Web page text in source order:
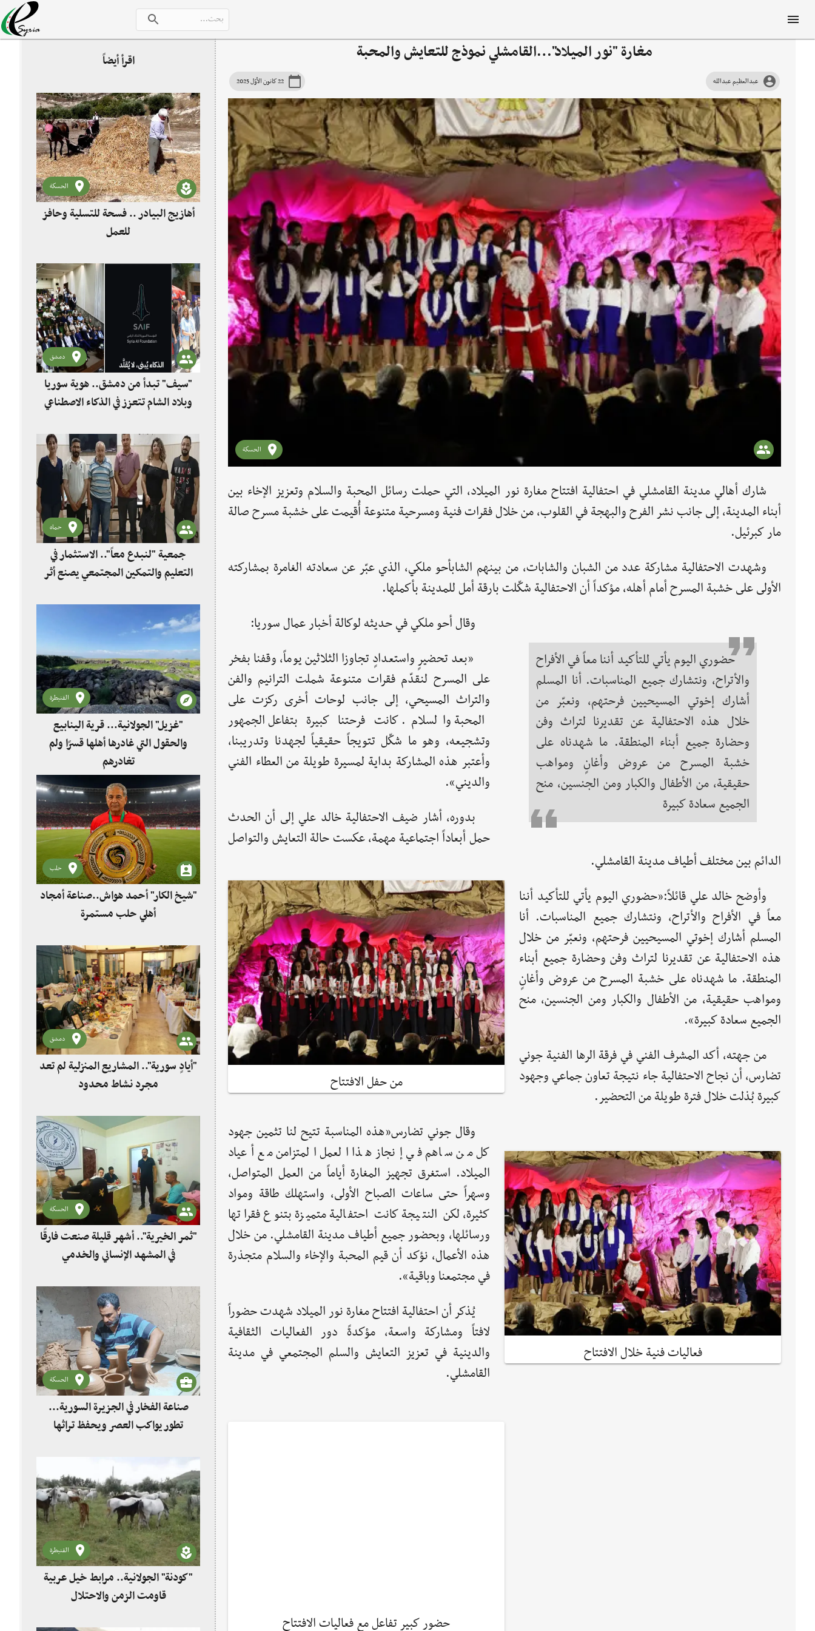
مغارة "نور الميلاد"…القامشلي نموذج للتعايش والمحبة
عبدالعظيم عبدالله 22 كانون الأوّل 2025
الحسكة
شارك أهالي مدينة القامشلي في احتفالية افتتاح مغارة نور الميلاد، التي حملت رسائل المحبة والسلام وتعزيز الإخاء بين
أبناء المدينة، إلى جانب نشر الفرح والبهجة في القلوب، من خلال فقرات فنية ومسرحية متنوعة أُقيمت على خشبة مسرح صالة
مار كبرئيل.
وشهدت الاحتفالية مشاركة عدد من الشبان والشابات، من بينهم الشابأحو ملكي، الذي عبّر عن سعادته الغامرة بمشاركته
الأولى على خشبة المسرح أمام أهله، مؤكداً أن الاحتفالية شكّلت بارقة أمل للمدينة بأكملها.
حضوري اليوم يأتي للتأكيد أننا معاً في الأفراح
والأتراح، ونتشارك جميع المناسبات. أنا المسلم
أشارك إخوتي المسيحيين فرحتهم، ونعبّر من
خلال هذه الاحتفالية عن تقديرنا لتراث وفن
وحضارة جميع أبناء المنطقة. ما شهدناه على
خشبة المسرح من عروض وأغانٍ ومواهب
حقيقية، من الأطفال والكبار ومن الجنسين، منح
الجميع سعادة كبيرة
وقال أحو ملكي في حديثه لوكالة أخبار عمال سوريا:
من حفل الافتتاح
«بعد تحضيرٍ واستعدادٍ تجاوزا الثلاثين يوماً، وقفنا بفخر
على المسرح لنقدّم فقرات متنوعة شملت الترانيم والفن
والتراث المسيحي، إلى جانب لوحات أخرى ركزت على
المحبة والسلام. كانت فرحتنا كبيرة بتفاعل الجمهور
وتشجيعه، وهو ما شكّل تتويجاً حقيقياً لجهدنا وتدريبنا،
وأعتبر هذه المشاركة بداية لمسيرة طويلة من العطاء الفني
والديني».
بدوره، أشار ضيف الاحتفالية خالد علي إلى أن الحدث
حمل أبعاداً اجتماعية مهمة، عكست حالة التعايش والتواصل
الدائم بين مختلف أطياف مدينة القامشلي.
فعاليات فنية خلال الافتتاح
وأوضح خالد علي قائلاً:«حضوري اليوم يأتي للتأكيد أننا
معاً في الأفراح والأتراح، ونتشارك جميع المناسبات. أنا
المسلم أشارك إخوتي المسيحيين فرحتهم، ونعبّر من خلال
هذه الاحتفالية عن تقديرنا لتراث وفن وحضارة جميع أبناء
المنطقة. ما شهدناه على خشبة المسرح من عروض وأغانٍ
ومواهب حقيقية، من الأطفال والكبار ومن الجنسين، منح
الجميع سعادة كبيرة».
من جهته، أكد المشرف الفني في فرقة الرها الفنية جوني
تضارس، أن نجاح الاحتفالية جاء نتيجة تعاون جماعي وجهود
كبيرة بُذلت خلال فترة طويلة من التحضير.
حضور كبير تفاعل مع فعاليات الافتتاح
وقال جوني تضارس«هذه المناسبة تتيح لنا تثمين جهود
كل من ساهم في إنجاز هذا العمل المتزامن مع أعياد
الميلاد. استغرق تجهيز المغارة أياماً من العمل المتواصل،
وسهراً حتى ساعات الصباح الأولى، واستهلك طاقة ومواد
كثيرة، لكن النتيجة كانت احتفالية متميزة بتنوع فقراتها
ورسائلها، وبحضور جميع أطياف مدينة القامشلي. من خلال
هذه الأعمال، نؤكد أن قيم المحبة والإخاء والسلام متجذرة
في مجتمعنا وباقية».
يُذكر أن احتفالية افتتاح مغارة نور الميلاد شهدت حضوراً
لافتاً ومشاركة واسعة، مؤكدةً دور الفعاليات الثقافية
والدينية في تعزيز التعايش والسلم المجتمعي في مدينة
القامشلي.
اقرأ أيضاً
الحسكة
أهازيج البيادر .. فسحة للتسلية وحافز
للعمل
دمشق
"سيف" تبدأ من دمشق.. هوية سوريا
وبلاد الشام تتعزز في الذكاء الاصطناعي
حماه
جمعية "لنبدع معاً".. الاستثمار في
التعليم والتمكين المجتمعي يصنع أثر
القنيطرة
"غزيل" الجولانية... قرية الينابيع
والحقول التي غادرها أهلها قسرًا ولم
تغادرهم
حلب
"شيخ الكار" أحمد هواش..صناعة أمجاد
أهلي حلب مستمرة
دمشق
"أيادٍ سورية".. المشاريع المنزلية لم تعد
مجرد نشاط محدود
الحسكة
"ثمر الخيرية".. أشهر قليلة صنعت فارقًا
في المشهد الإنساني والخدمي
الحسكة
صناعة الفخار في الجزيرة السورية...
تطور يواكب العصر ويحفظ تراثها
القنيطرة
"كودنة" الجولانية.. مرابط خيل عربية
قاومت الزمن والاحتلال